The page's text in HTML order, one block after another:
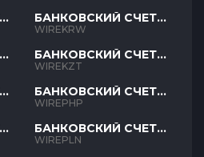
БАНКОВСКИЙ СЧЕТ
KRW
WIREKRW
БАНКОВСКИЙ СЧЕТ
KZT
WIREKZT
БАНКОВСКИЙ СЧЕТ
PHP
WIREPHP
БАНКОВСКИЙ СЧЕТ
PLN
WIREPLN